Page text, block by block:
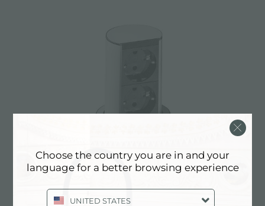
Casper
Choose the country you are in and your
language for a better browsing experience
UNITED STATES